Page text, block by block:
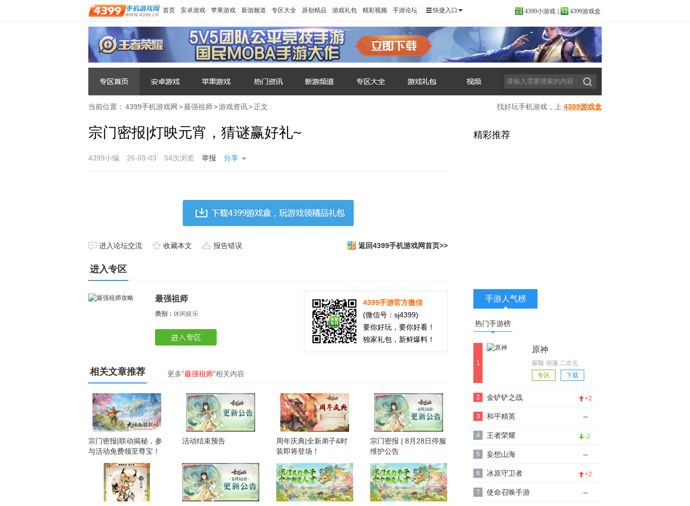
首页 安卓游戏 苹果游戏 新游频道 专区大全 原创精品 游戏礼包 精彩视频 手游论坛 快捷入口 4399小游戏 4399游戏盒
最强祖师 安卓游戏 苹果游戏 手机游戏资讯
当前位置： 4399手机游戏网 >最强祖师>游戏资讯>正文 找好玩手机游戏，上 4399游戏盒
宗门密报|灯映元宵，猜谜赢好礼~
4399小编 26-03-03 54次浏览 举报 分享
进入论坛交流 收藏本文 报告错误 返回4399手机游戏网首页>>
进入专区
最强祖师
类别： 休闲娱乐
4399手游官方微信
(微信号：sj4399)
要你好玩，要你好看！
独家礼包，新鲜爆料！
相关文章推荐 更多"最强祖师"相关内容
宗门密报|联动揭秘，参
与活动免费领至尊宝！
活动结束预告
周年庆典|全新弟子&时
装即将登场！
宗门密报 | 8月28日停服
维护公告
精彩推荐
手游人气榜
热门手游榜
1
原神
探险 动漫 二次元
专区
下载
2 金铲铲之战 +2
3 和平精英
4 王者荣耀 -2
5 妄想山海
6 冰原守卫者 +2
7 使命召唤手游